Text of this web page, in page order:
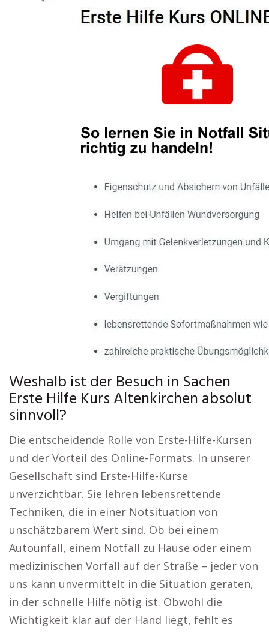
Weshalb ist der Besuch in Sachen
Erste Hilfe Kurs Altenkirchen absolut
sinnvoll?
Die entscheidende Rolle von Erste-Hilfe-Kursen
und der Vorteil des Online-Formats. In unserer
Gesellschaft sind Erste-Hilfe-Kurse
unverzichtbar. Sie lehren lebensrettende
Techniken, die in einer Notsituation von
unschätzbarem Wert sind. Ob bei einem
Autounfall, einem Notfall zu Hause oder einem
medizinischen Vorfall auf der Straße – jeder von
uns kann unvermittelt in die Situation geraten,
in der schnelle Hilfe nötig ist. Obwohl die
Wichtigkeit klar auf der Hand liegt, fehlt es